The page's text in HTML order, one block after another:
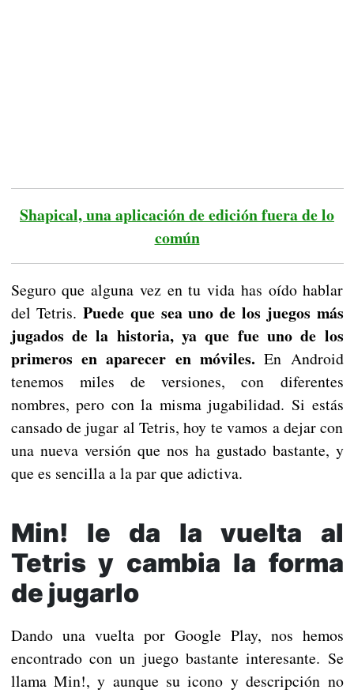
Shapical, una aplicación de edición fuera de lo
común
Seguro que alguna vez en tu vida has oído hablar
del Tetris.Puede que sea uno de los juegos más
jugados de la historia, ya que fue uno de los
primeros en aparecer en móviles. En Android
tenemos miles de versiones, con diferentes
nombres, pero con la misma jugabilidad. Si estás
cansado de jugar al Tetris, hoy te vamos a dejar con
una nueva versión que nos ha gustado bastante, y
que es sencilla a la par que adictiva.
Min! le da la vuelta al
Tetris y cambia la forma
de jugarlo
Dando una vuelta por Google Play, nos hemos
encontrado con un juego bastante interesante. Se
llama Min!, y aunque su icono y descripción no